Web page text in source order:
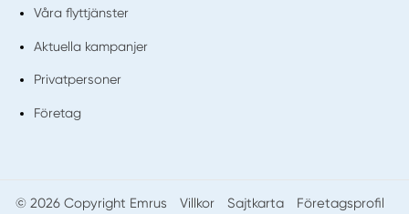
Våra flyttjänster
Aktuella kampanjer
Privatpersoner
Företag
© 2026 Copyright Emrus Villkor Sajtkarta Företagsprofil